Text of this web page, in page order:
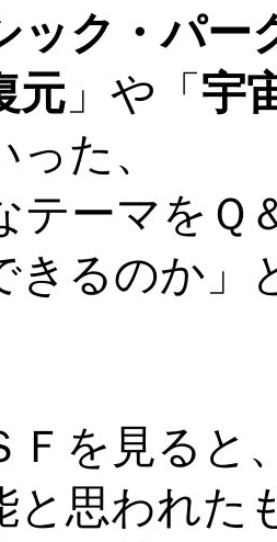
ック・パー
元 」 や 「 宇
った、
テーマをＱ
きるのか
Ｆを見ると
と思われた